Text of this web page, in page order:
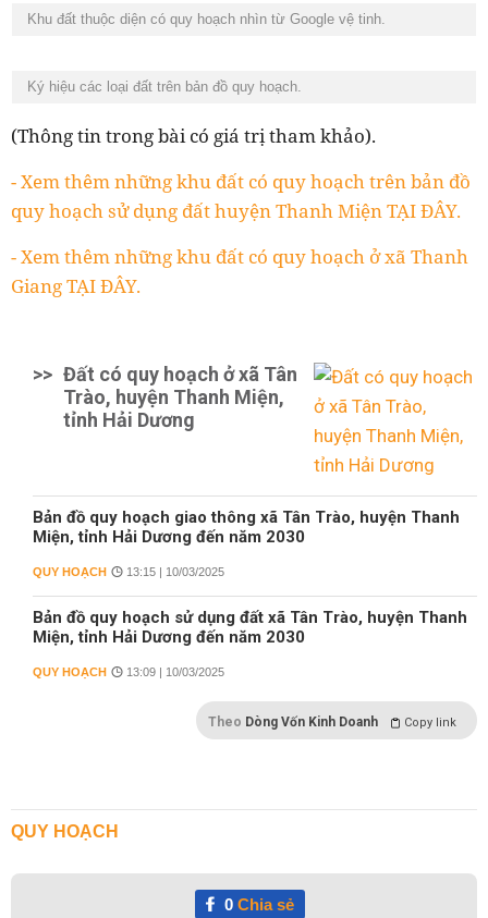
Khu đất thuộc diện có quy hoạch nhìn từ Google vệ tinh.
Ký hiệu các loại đất trên bản đồ quy hoạch.
(Thông tin trong bài có giá trị tham khảo).
- Xem thêm những khu đất có quy hoạch trên bản đồ
quy hoạch sử dụng đất huyện Thanh Miện TẠI ĐÂY.
- Xem thêm những khu đất có quy hoạch ở xã Thanh
Giang TẠI ĐÂY.
>> Đất có quy hoạch ở xã Tân
Trào, huyện Thanh Miện,
tỉnh Hải Dương
Bản đồ quy hoạch giao thông xã Tân Trào, huyện Thanh
Miện, tỉnh Hải Dương đến năm 2030
QUY HOẠCH 13:15 | 10/03/2025
Bản đồ quy hoạch sử dụng đất xã Tân Trào, huyện Thanh
Miện, tỉnh Hải Dương đến năm 2030
QUY HOẠCH 13:09 | 10/03/2025
Theo Dòng Vốn Kinh Doanh Copy link
QUY HOẠCH
0Chia sẻ